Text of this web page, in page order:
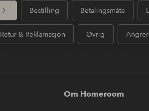
Bestilling Betalingsmåte
Retur & Reklamasjon Øvrig
Om Homeroom